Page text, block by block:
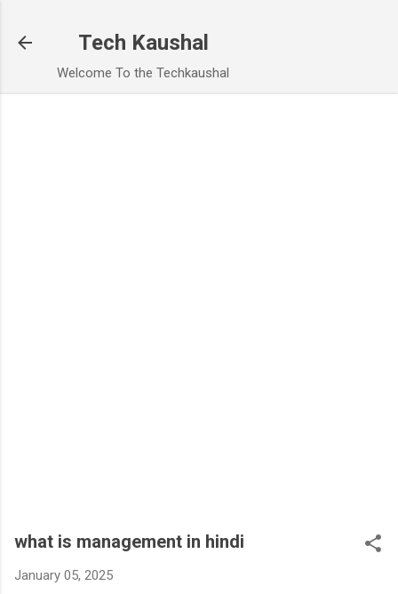
Tech Kaushal
Welcome To the Techkaushal
what is management in hindi
January 05, 2025